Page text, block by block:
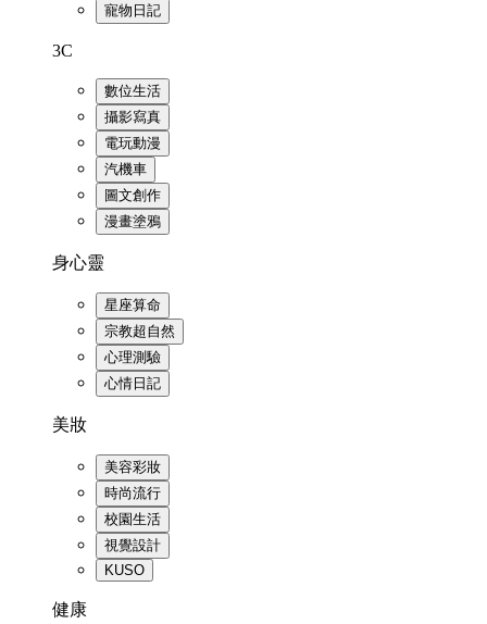
寵物日記
3C
數位生活
攝影寫真
電玩動漫
汽機車
圖文創作
漫畫塗鴉
身心靈
星座算命
宗教超自然
心理測驗
心情日記
美妝
美容彩妝
時尚流行
校園生活
視覺設計
KUSO
健康